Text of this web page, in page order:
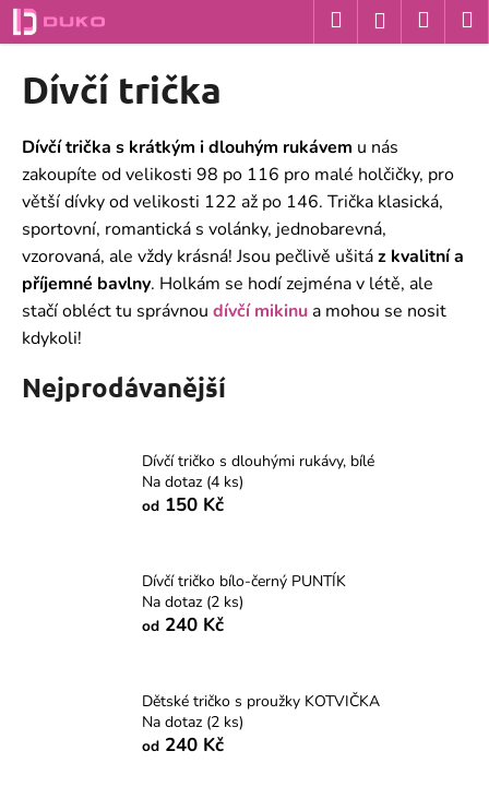
Přejít
na
obsah
HledatPřihlášení
Dívčí trička
Dívčí trička s krátkým i dlouhým rukávem u nás
zakoupíte od velikosti 98 po 116 pro malé holčičky, pro
větší dívky od velikosti 122 až po 146. Trička klasická,
sportovní, romantická s volánky, jednobarevná,
vzorovaná, ale vždy krásná! Jsou pečlivě ušitáz kvalitní a
příjemné bavlny. Holkám se hodí zejména v létě, ale
stačí obléct tu správnou dívčí mikinua mohou se nosit
kdykoli!
Nejprodávanější
Dívčí tričko s dlouhými rukávy, bílé
Na dotaz (4 ks)
od 150 Kč
Dívčí tričko bílo-černý PUNTÍK
Na dotaz (2 ks)
od 240 Kč
Dětské tričko s proužky KOTVIČKA
Na dotaz (2 ks)
od 240 Kč
K
o
o
p
o
t
ř
e
b
u
j
e
HLEDAT